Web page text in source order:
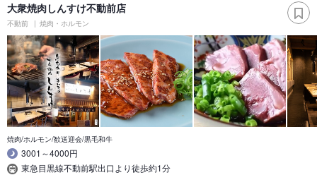
大衆焼肉しんすけ不動前店
不動前 焼肉・ホルモン
焼肉/ホルモン/歓送迎会/黒毛和牛
3001～4000円
東急目黒線不動前駅出口より徒歩約1分